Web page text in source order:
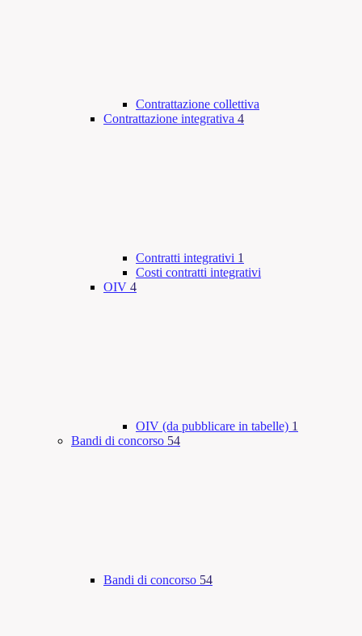
Contrattazione collettiva
Contrattazione integrativa 4
Contratti integrativi 1
Costi contratti integrativi
OIV 4
OIV (da pubblicare in tabelle) 1
Bandi di concorso 54
Bandi di concorso 54